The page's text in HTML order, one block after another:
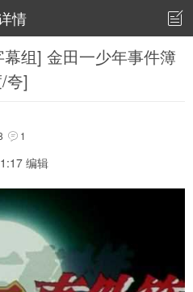
情 
组] 金田一少年事件簿
夸]
 1
编辑